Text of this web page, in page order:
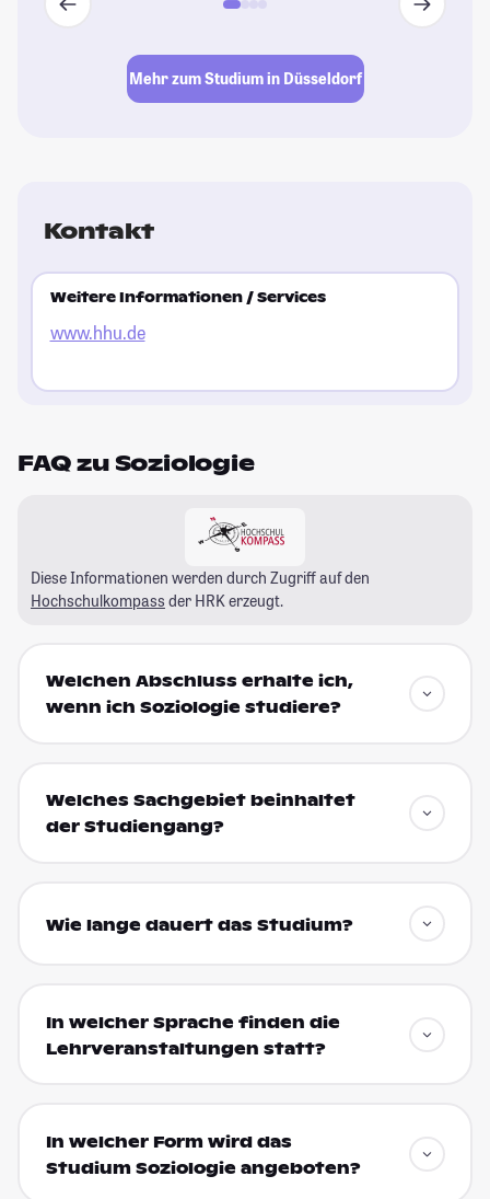
Mehr zum Studium in Düsseldorf
Kontakt
Weitere Informationen / Services
www.hhu.de
FAQ zu Soziologie
Diese Informationen werden durch Zugriff auf den
Hochschulkompass der HRK erzeugt.
Welchen Abschluss erhalte ich,
wenn ich Soziologie studiere?
Welches Sachgebiet beinhaltet
der Studiengang?
Wie lange dauert das Studium?
In welcher Sprache finden die
Lehrveranstaltungen statt?
In welcher Form wird das
Studium Soziologie angeboten?